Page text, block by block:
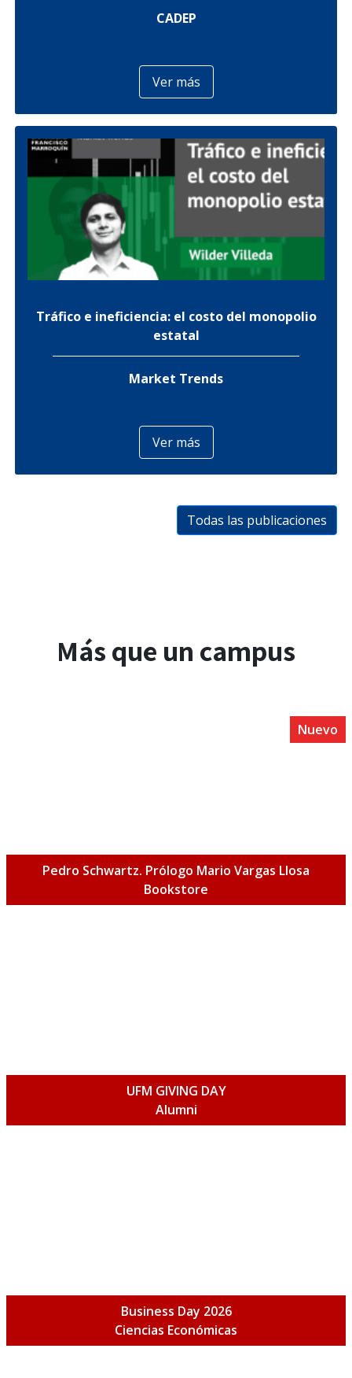
CADEP
Ver más
Tráfico e ineficiencia: el costo del monopolio
estatal
Market Trends
Ver más
Todas las publicaciones
Más que un campus
Nuevo
Pedro Schwartz. Prólogo Mario Vargas Llosa
Bookstore
UFM GIVING DAY
Alumni
Business Day 2026
Ciencias Económicas